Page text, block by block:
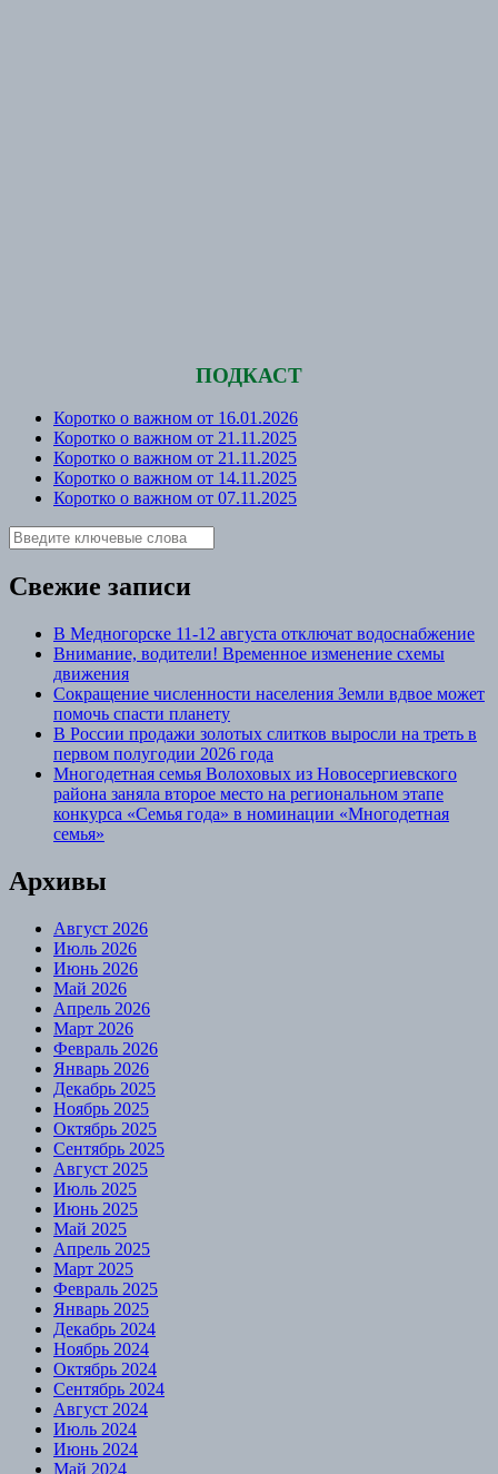
ПОДКАСТ
Коротко о важном от 16.01.2026
Коротко о важном от 21.11.2025
Коротко о важном от 21.11.2025
Коротко о важном от 14.11.2025
Коротко о важном от 07.11.2025
Свежие записи
В Медногорске 11-12 августа отключат водоснабжение
Внимание, водители! Временное изменение схемы
движения
Сокращение численности населения Земли вдвое может
помочь спасти планету
В России продажи золотых слитков выросли на треть в
первом полугодии 2026 года
Многодетная семья Волоховых из Новосергиевского
района заняла второе место на региональном этапе
конкурса «Семья года» в номинации «Многодетная
семья»
Архивы
Август 2026
Июль 2026
Июнь 2026
Май 2026
Апрель 2026
Март 2026
Февраль 2026
Январь 2026
Декабрь 2025
Ноябрь 2025
Октябрь 2025
Сентябрь 2025
Август 2025
Июль 2025
Июнь 2025
Май 2025
Апрель 2025
Март 2025
Февраль 2025
Январь 2025
Декабрь 2024
Ноябрь 2024
Октябрь 2024
Сентябрь 2024
Август 2024
Июль 2024
Июнь 2024
Май 2024